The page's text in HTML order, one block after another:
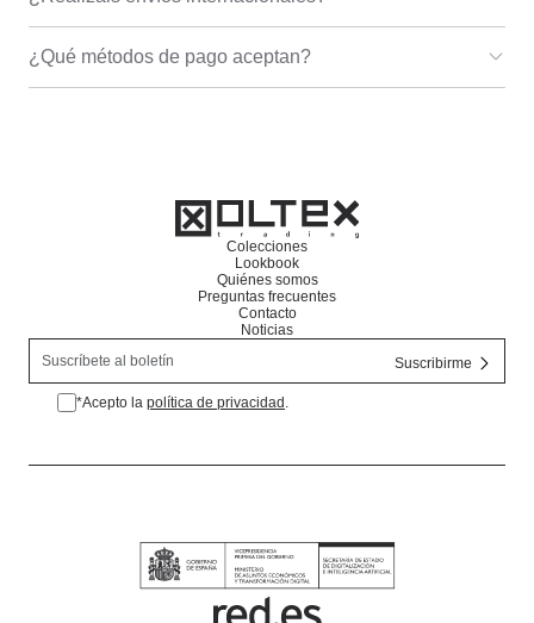
¿Qué métodos de pago aceptan?
Colecciones
Lookbook
Quiénes somos
Preguntas frecuentes
Contacto
Noticias
*Acepto la política de privacidad.
*Acepto la política de privacidad .